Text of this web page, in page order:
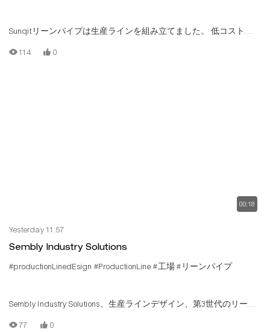
Sunqitリーンパイプは生産ラインを組み立てました。 低コストの
生産ラインは、Tスロットアルミパイプ/チューブ、アルミニウムコ
114 0
00:18
Yesterday 11:57
Sembly Industry Solutions
#productionLinedEsign #ProductionLine #工場#リーンパイプ
Sembly Industry Solutions、生産ラインデザイン、第3世代のリーン
パイプ接続を使用し、カスタマイズをサポートする
77 0